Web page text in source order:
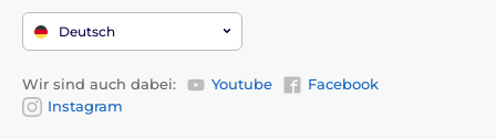
Deutsch
Wir sind auch dabei: Youtube
Facebook
Instagram